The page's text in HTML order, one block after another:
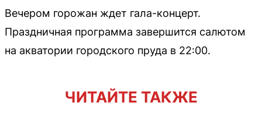
Вечером горожан ждет гала-концерт.
Праздничная программа завершится салютом
на акватории городского пруда в 22:00.
ЧИТАЙТЕ ТАКЖЕ